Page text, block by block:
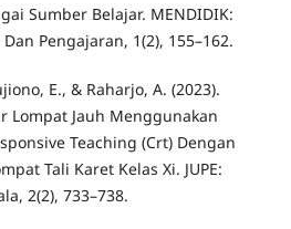
Sumber Belajar. MENDIDIK:
Pengajaran, 1(2), 155–162.
E., & Raharjo, A. (2023).
Lompat Jauh Menggunakan
Teaching (Crt) Dengan
Tali Karet Kelas Xi. JUPE:
2(2), 733–738.